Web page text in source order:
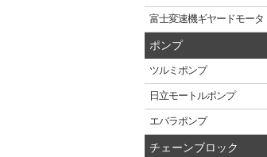
富士変速機ギヤードモータ
ポンプ
ツルミ ポンプ
日立モートルポンプ
エバラポンプ
チェーンブロック